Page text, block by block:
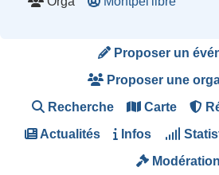
Proposer un
Proposer une
Recherche Carte
Actualités Infos
Modération